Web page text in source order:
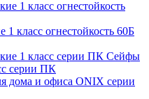
класс огнестойкость 60Б
Сейфы
серии ПК